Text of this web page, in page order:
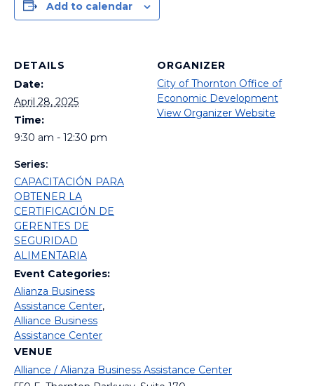
Add to calendar
DETAILS
Date:
April 28, 2025
Time:
9:30 am - 12:30 pm
Series:
CAPACITACIÓN PARA
OBTENER LA
CERTIFICACIÓN DE
GERENTES DE
SEGURIDAD
ALIMENTARIA
Event Categories:
Alianza Business
Assistance Center,
Alliance Business
Assistance Center
VENUE
Alliance / Alianza Business Assistance Center
ORGANIZER
City of Thornton Office of
Economic Development
View Organizer Website